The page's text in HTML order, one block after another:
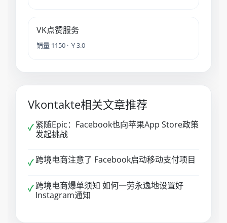
VK点赞服务
销量 1150 · ￥3.0
Vkontakte相关文章推荐
✓ 紧随Epic：Facebook也向苹果App Store政策
发起挑战
✓ 跨境电商注意了 Facebook启动移动支付项目
✓ 跨境电商爆单须知 如何一劳永逸地设置好
Instagram通知